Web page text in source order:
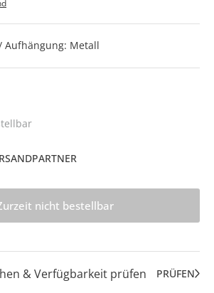
Aufhängung: Metall
nicht bestellbar
& Verfügbarkeit prüfen PRÜFEN